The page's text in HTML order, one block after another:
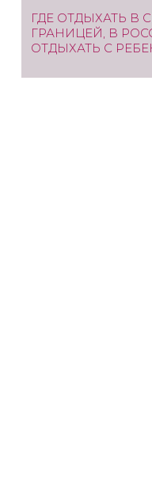
ГДЕ ОТДЫХАТЬ В
ГРАНИЦЕЙ, В
ОТДЫХАТЬ С